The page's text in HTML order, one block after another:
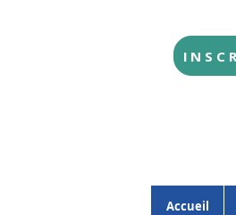
Accueil